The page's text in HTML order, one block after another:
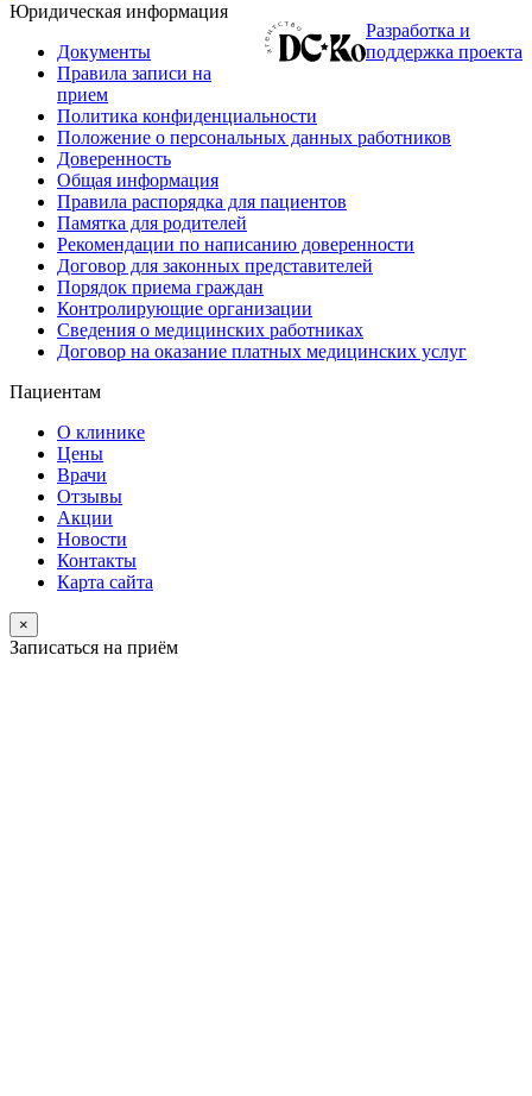
Разработка и
поддержка проекта
Юридическая информация
Документы
Правила записи на
прием
Политика конфиденциальности
Положение о персональных данных работников
Доверенность
Общая информация
Правила распорядка для пациентов
Памятка для родителей
Рекомендации по написанию доверенности
Договор для законных представителей
Порядок приема граждан
Контролирующие организации
Сведения о медицинских работниках
Договор на оказание платных медицинских услуг
Пациентам
О клинике
Цены
Врачи
Отзывы
Акции
Новости
Контакты
Карта сайта
×
Записаться на приём